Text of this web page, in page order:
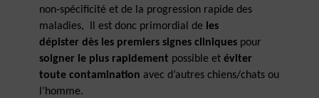
non-spécificité et de la progression rapide des
maladies,
Il est donc primordial de les
dépister dès les premiers signes cliniques pour
soigner le plus rapidement possible et éviter
toute contamination avec d’autres chiens/chats ou
l’homme.